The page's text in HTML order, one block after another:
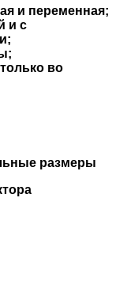
и переменная;
и с
во
е размеры